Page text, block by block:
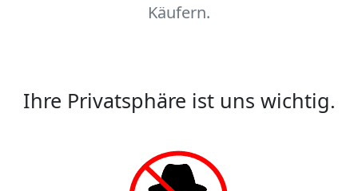
Käufern.
Ihre Privatsphäre ist uns wichtig.